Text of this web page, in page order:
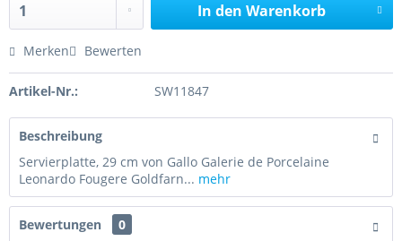
In den Warenkorb
Merken Bewerten
Artikel-Nr.: SW11847
Beschreibung
Servierplatte, 29 cm von Gallo Galerie de Porcelaine
Leonardo Fougere Goldfarn... mehr
Bewertungen
0